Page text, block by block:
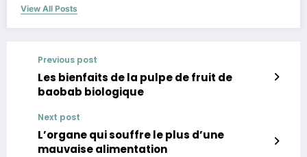
View All Posts
Previous post
Les bienfaits de la pulpe de fruit de
baobab biologique
Next post
L’organe qui souffre le plus d’une
mauvaise alimentation